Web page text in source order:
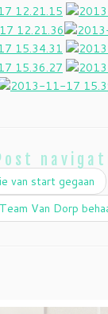
van start gegaan
Team Van Dorp